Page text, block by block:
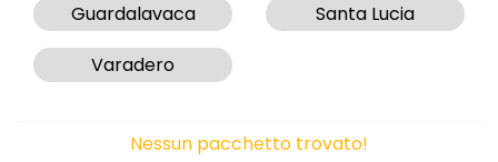
Guardalavaca
Santa Lucia
Varadero
Nessun pacchetto trovato!